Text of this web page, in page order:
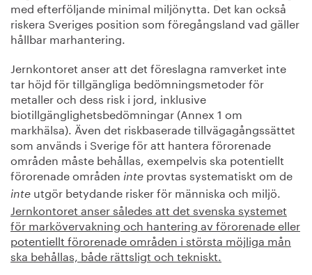
med efterföljande minimal miljönytta. Det kan också
riskera Sveriges position som föregångsland vad gäller
hållbar marhantering.
Jernkontoret anser att det föreslagna ramverket inte
tar höjd för tillgängliga bedömningsmetoder för
metaller och dess risk i jord, inklusive
biotillgänglighetsbedömningar (Annex 1 om
markhälsa). Även det riskbaserade tillvägagångssättet
som används i Sverige för att hantera förorenade
områden måste behållas, exempelvis ska potentiellt
förorenade områden inte provtas systematiskt om de
inte utgör betydande risker för människa och miljö.
Jernkontoret anser således att det svenska systemet
för markövervakning och hantering av förorenade eller
potentiellt förorenade områden i största möjliga mån
ska behållas, både rättsligt och tekniskt.